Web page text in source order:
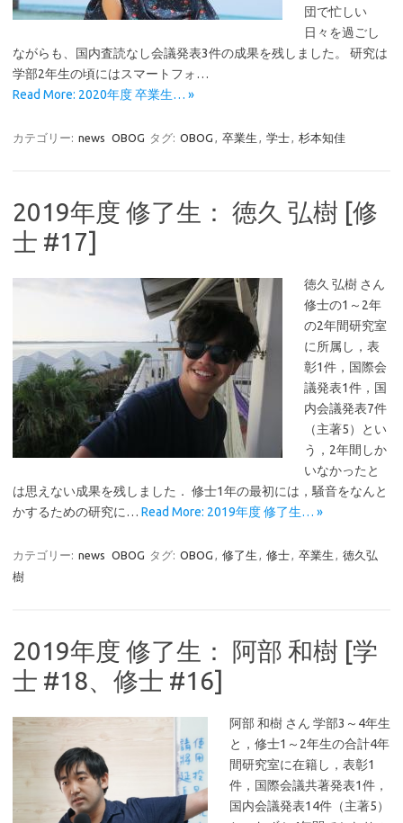
団で忙しい
日々を過ごし
ながらも、国内査読なし会議発表3件の成果を残しました。 研究は
学部2年生の頃にはスマートフォ…
Read More: 2020年度 卒業生… »
カテゴリー: news OBOG タグ: OBOG , 卒業生 , 学士, 杉本知佳
2019年度 修了生： 徳久 弘樹 [修
士 #17]
徳久 弘樹 さん
修士の1～2年
の2年間研究室
に所属し，表
彰1件，国際会
議発表1件，国
内会議発表7件
（主著5）とい
う，2年間しか
いなかったと
は思えない成果を残しました． 修士1年の最初には，騒音をなんと
かするための研究に… Read More: 2019年度 修了生… »
カテゴリー: news OBOG タグ: OBOG , 修了生 , 修士, 卒業生 , 徳久弘
樹
2019年度 修了生： 阿部 和樹 [学
士 #18、修士 #16]
阿部 和樹 さん 学部3～4年生
と，修士1～2年生の合計4年
間研究室に在籍し，表彰1
件，国際会議共著発表1件，
国内会議発表14件（主著5）